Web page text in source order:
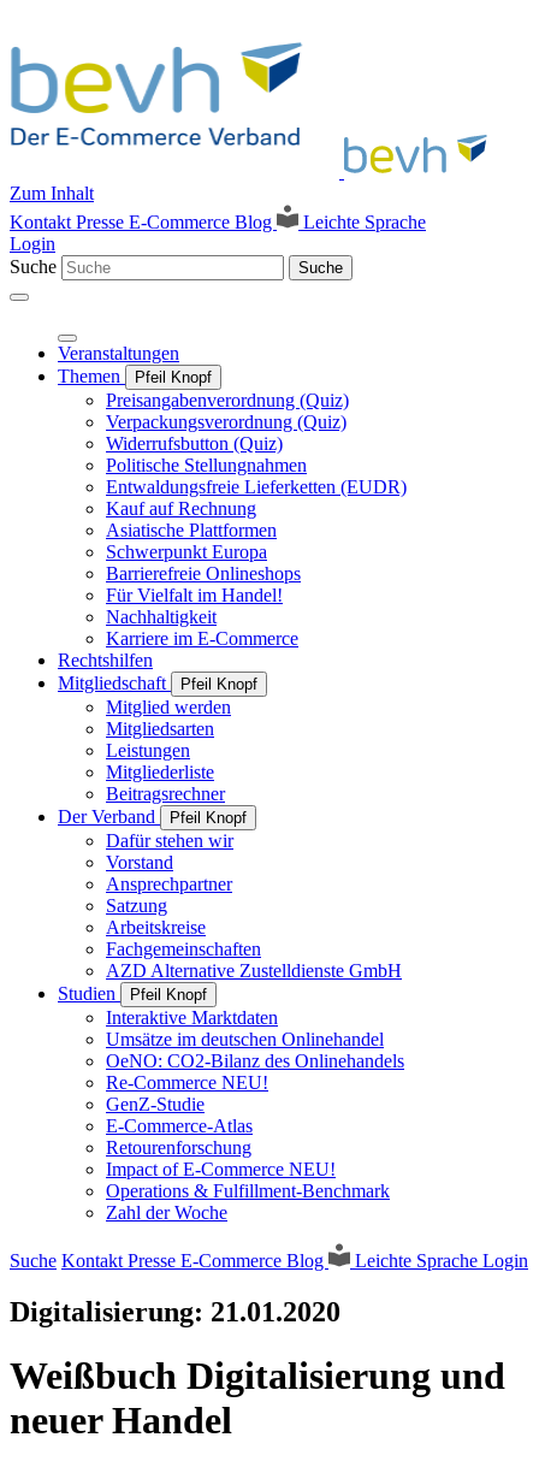
Zum Inhalt
Kontakt Presse E-Commerce Blog
Leichte Sprache
Login
Suche
Suche
Veranstaltungen
Themen
Pfeil Knopf
Preisangabenverordnung (Quiz)
Verpackungsverordnung (Quiz)
Widerrufsbutton (Quiz)
Politische Stellungnahmen
Entwaldungsfreie Lieferketten (EUDR)
Kauf auf Rechnung
Asiatische Plattformen
Schwerpunkt Europa
Barrierefreie Onlineshops
Für Vielfalt im Handel!
Nachhaltigkeit
Karriere im E-Commerce
Rechtshilfen
Mitgliedschaft
Pfeil Knopf
Mitglied werden
Mitgliedsarten
Leistungen
Mitgliederliste
Beitragsrechner
Der Verband
Pfeil Knopf
Dafür stehen wir
Vorstand
Ansprechpartner
Satzung
Arbeitskreise
Fachgemeinschaften
AZD Alternative Zustelldienste GmbH
Studien
Pfeil Knopf
Interaktive Marktdaten
Umsätze im deutschen Onlinehandel
OeNO: CO2-Bilanz des Onlinehandels
Re-Commerce NEU!
GenZ-Studie
E-Commerce-Atlas
Retourenforschung
Impact of E-Commerce NEU!
Operations & Fulfillment-Benchmark
Zahl der Woche
Suche Kontakt Presse E-Commerce Blog Leichte Sprache Login
Digitalisierung: 21.01.2020
Weißbuch Digitalisierung und
neuer Handel